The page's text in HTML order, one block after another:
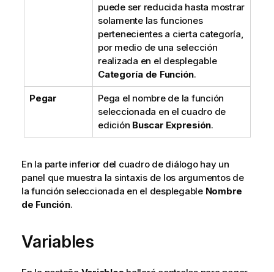
puede ser reducida hasta mostrar
solamente las funciones
pertenecientes a cierta categoría,
por medio de una selección
realizada en el desplegable
Categoría de Función.
Pegar
Pega el nombre de la función
seleccionada en el cuadro de
edición Buscar Expresión.
En la parte inferior del cuadro de diálogo hay un
panel que muestra la sintaxis de los argumentos de
la función seleccionada en el desplegable Nombre
de Función.
Variables